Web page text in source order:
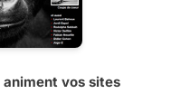
vos sites